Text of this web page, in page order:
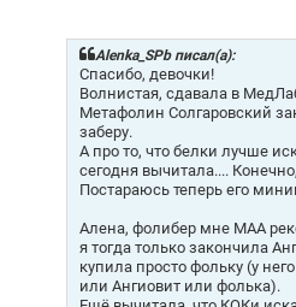
Alenka_SPb писал(а):
Спасибо, девочки!
Волнистая, сдавала в
Метафолин Солгаровский
заберу.
А про то, что белки лучше
сегодня вычитала....
Постараюсь теперь его
Алена, фолибер мне МАА
я тогда только закончила
купила просто фольку (у
или Ангиовит или фолька).